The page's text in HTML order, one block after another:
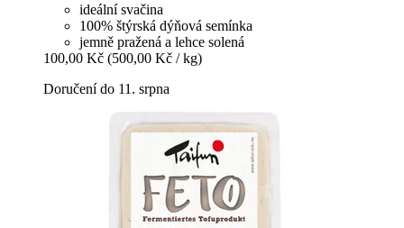
ideální svačina
100% štýrská dýňová semínka
jemně pražená a lehce solená
100,00 Kč (500,00 Kč / kg)
Doručení do 11. srpna